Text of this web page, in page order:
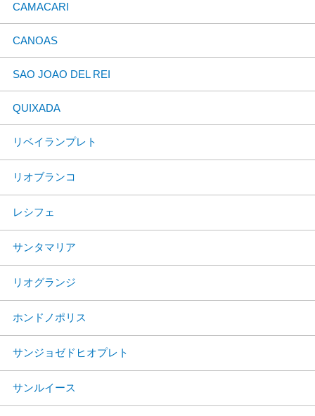
CAMACARI
CANOAS
SAO JOAO DEL REI
QUIXADA
リベイランプレト
リオブランコ
レシフェ
サンタマリア
リオグランジ
ホンドノポリス
サンジョゼドヒオプレト
サンルイース